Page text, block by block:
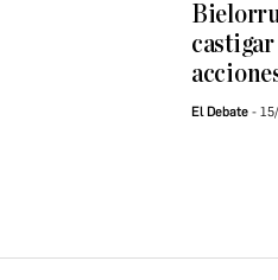
castigar
El Debate